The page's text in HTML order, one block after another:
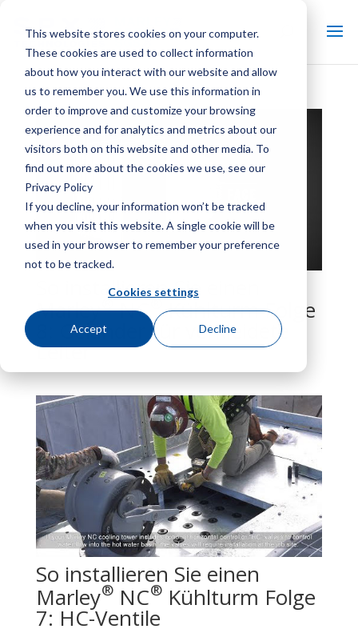
This website stores cookies on your computer.
These cookies are used to collect information
about how you interact with our website and allow
us to remember you. We use this information in
order to improve and customize your browsing
experience and for analytics and metrics about our
visitors both on this website and other media. To
find out more about the cookies we use, see our
Privacy Policy
If you decline, your information won’t be tracked
when you visit this website. A single cookie will be
used in your browser to remember your preference
not to be tracked.
Cookies settings
Accept Decline
So installieren Sie einen
Marley ®NC®Kühlturm Folge
8: Geländer für verkleidete
Leiter
So installieren Sie einen
Marley®NC®Kühlturm Folge
7: HC-Ventile